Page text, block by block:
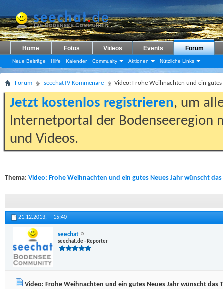
Home Fotos Videos Events Forum
Neue Beiträge Hilfe Kalender Community Aktionen Nützliche Links
Forum seechatTV Kommenare Video: Frohe Weihnachten und ein gutes
Jetzt kostenlos registrieren, um
Internetportal der Bodenseeregion
und Videos.
Thema: Video: Frohe Weihnachten und ein gutes Neues Jahr wünscht das
21.12.2013, 15:40
seechat
seechat.de - Reporter
Video: Frohe Weihnachten und ein gutes Neues Jahr wünscht das